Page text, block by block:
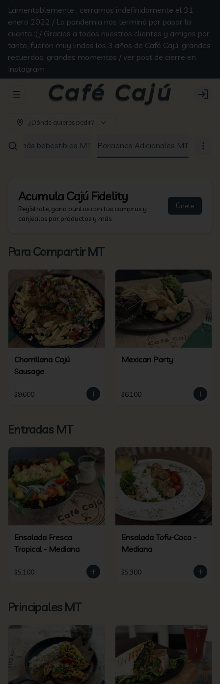
Lamentablemente , cerramos indefinidamente el 31
enero 2022 / La pandemia nos terminó por pasar la
cuenta :( / Gracias a todos nuestros clientes y amigos por
tanto, fueron muy lindos los 3 años de Café Cajú, grandes
recuerdos, grandes momentos / ver post de cierre en
Instagram
Abrir menu de navegación Login
¿Dónde quieres pedir?
demás bebestibles MT Porciones Adicionales MT
Acumula Cajú Fidelity
Regístrate, gana puntos con tus compras y
canjealos por productos y más
Únete
Para Compartir MT
Chorrillana Cajú
Sausage
$9.600
Mexican Party
$6.100
Entradas MT
Ensalada Fresca
Tropical - Mediana
$5.100
Ensalada Tofu-Coco -
Mediana
$5.300
Principales MT